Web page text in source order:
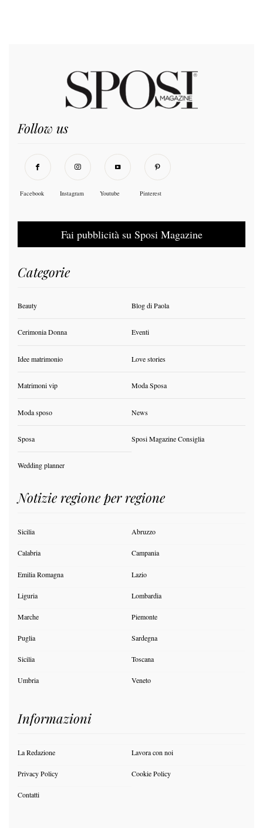
Follow us
Facebook Instagram Youtube Pinterest
Fai pubblicità su Sposi Magazine
Categorie
Beauty Blog di Paola
Cerimonia Donna Eventi
Idee matrimonio Love stories
Matrimoni vip Moda Sposa
Moda sposo News
Sposa Sposi Magazine Consiglia
Wedding planner
Notizie regione per regione
Sicilia Abruzzo
Calabria Campania
Emilia Romagna Lazio
Liguria Lombardia
Marche Piemonte
Puglia Sardegna
Sicilia Toscana
Umbria Veneto
Informazioni
La Redazione Lavora con noi
Privacy Policy Cookie Policy
Contatti